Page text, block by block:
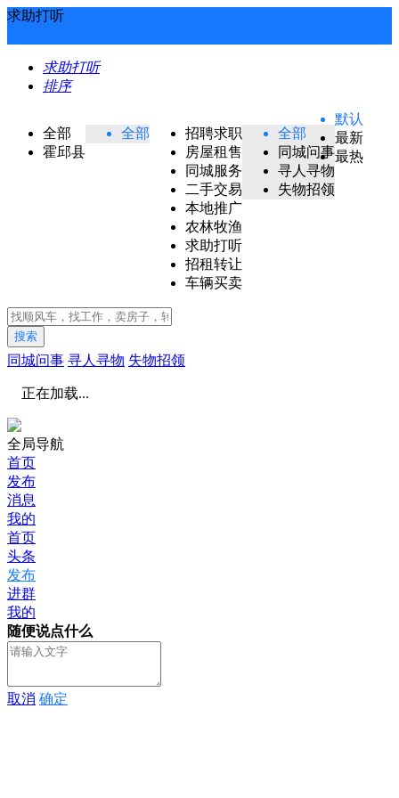
求助打听
求助打听
排序
全部
霍邱县
全部
招聘求职
房屋租售
同城服务
二手交易
本地推广
农林牧渔
求助打听
招租转让
车辆买卖
全部
同城问事
寻人寻物
失物招领
默认
最新
最热
搜索
同城问事 寻人寻物 失物招领
正在加载...
全局导航
首页
发布
消息
我的
首页
头条
发布
进群
我的
随便说点什么
取消 确定